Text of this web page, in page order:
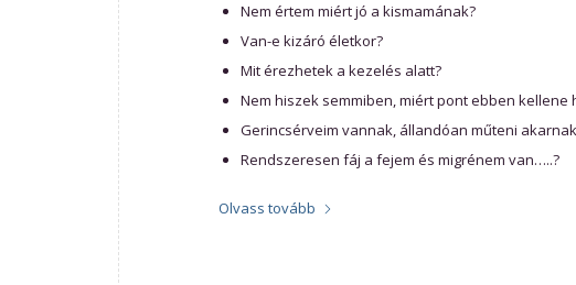
Nem értem miért jó a kismamának?
Van-e kizáró életkor?
Mit érezhetek a kezelés alatt?
Nem hiszek semmiben, miért pont ebben kellene
Gerincsérveim vannak, állandóan műteni
Rendszeresen fáj a fejem és migrénem van…..?
Olvass tovább